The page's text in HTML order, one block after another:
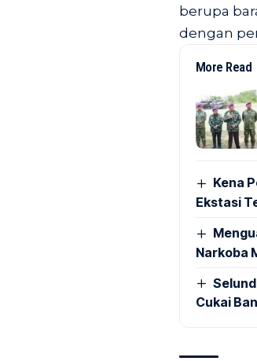
berupa
dengan
More Read
Kena
Ekstasi
Narkoba
Cukai